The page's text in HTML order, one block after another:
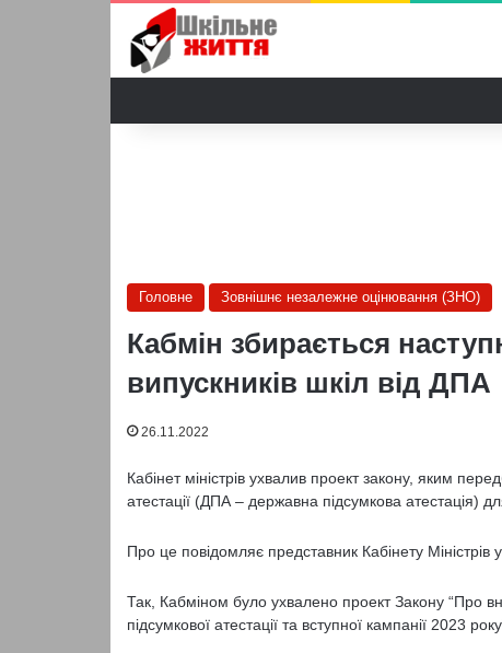
Головне Зовнішнє незалежне оцінювання (ЗНО)
Кабмін збирається
випускників шкіл від ДПА
26.11.2022
Кабінет міністрів ухвалив проект закону, яким
атестації (ДПА – державна підсумкова атестація)
Про це повідомляє представник Кабінету
Так, Кабміном було ухвалено проект Закону “Про
підсумкової атестації та вступної кампанії 2023